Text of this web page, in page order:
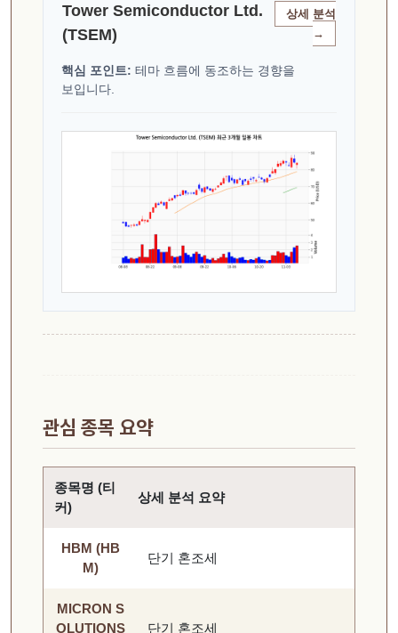
Tower Semiconductor Ltd.
(TSEM)
상세 분석
→
핵심 포인트: 테마 흐름에 동조하는 경향을
보입니다.
관심 종목 요약
종목명 (티
커)
상세 분석 요약
HBM (HB
M)
단기 혼조세
MICRON S
OLUTIONS
단기 혼조세